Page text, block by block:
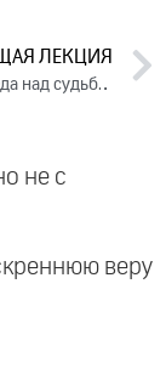
ЛЕКЦИЯ
Ретрит «Победа над судьбой» Часть 2 (2024)
не с
веру